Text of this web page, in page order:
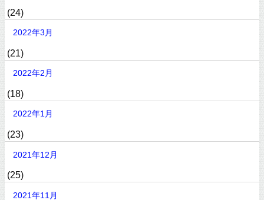
(24)
2022年3月
(21)
2022年2月
(18)
2022年1月
(23)
2021年12月
(25)
2021年11月